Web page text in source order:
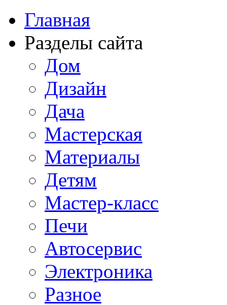
Главная
Разделы сайта
Дом
Дизайн
Дача
Мастерская
Материалы
Детям
Мастер-класс
Печи
Автосервис
Электроника
Разное